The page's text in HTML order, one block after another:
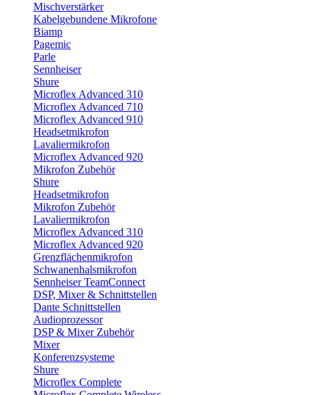
Mischverstärker
Kabelgebundene Mikrofone
Biamp
Pagemic
Parle
Sennheiser
Shure
Microflex Advanced 310
Microflex Advanced 710
Microflex Advanced 910
Headsetmikrofon
Lavaliermikrofon
Microflex Advanced 920
Mikrofon Zubehör
Shure
Headsetmikrofon
Mikrofon Zubehör
Lavaliermikrofon
Microflex Advanced 310
Microflex Advanced 920
Grenzflächenmikrofon
Schwanenhalsmikrofon
Sennheiser TeamConnect
DSP, Mixer & Schnittstellen
Dante Schnittstellen
Audioprozessor
DSP & Mixer Zubehör
Mixer
Konferenzsysteme
Shure
Microflex Complete